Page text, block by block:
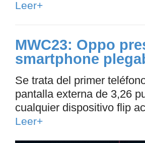
Leer+
MWC23: Oppo
smartphone
Se trata del primer
pantalla externa de 3,26
cualquier dispositivo flip
Leer+